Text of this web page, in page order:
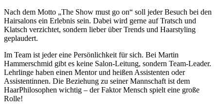
Nach dem Motto „The Show must go on“ soll jeder Besuch bei den
Hairsalons ein Erlebnis sein. Dabei wird gerne auf Tratsch und
Klatsch verzichtet, sondern lieber über Trends und Haarstyling
geplaudert.
Im Team ist jeder eine Persönlichkeit für sich. Bei Martin
Hammerschmid gibt es keine Salon-Leitung, sondern Team-Leader.
Lehrlinge haben einen Mentor und heißen Assistenten oder
Assistentinnen. Die Beziehung zu seiner Mannschaft ist dem
HaarPhilosophen wichtig – der Faktor Mensch spielt eine große
Rolle!